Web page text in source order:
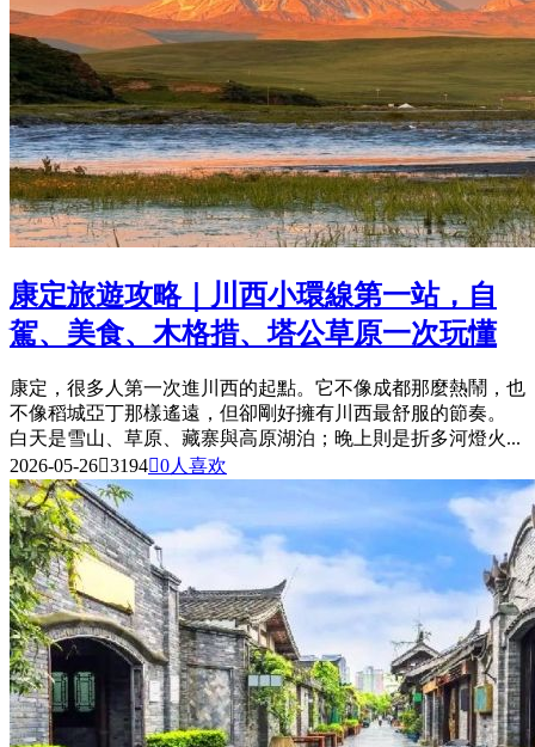
康定旅遊攻略｜川西小環線第一站，自
駕、美食、木格措、塔公草原一次玩懂
康定，很多人第一次進川西的起點。它不像成都那麼熱鬧，也
不像稻城亞丁那樣遙遠，但卻剛好擁有川西最舒服的節奏。
白天是雪山、草原、藏寨與高原湖泊；晚上則是折多河燈火...
2026-05-2631940人喜欢